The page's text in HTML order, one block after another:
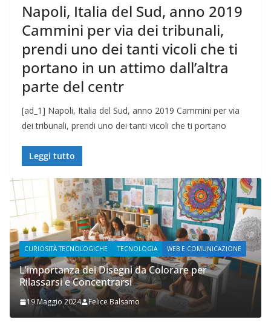
Napoli, Italia del Sud, anno 2019
Cammini per via dei tribunali,
prendi uno dei tanti vicoli che ti
portano in un attimo dall’altra
parte del centr
[ad_1] Napoli, Italia del Sud, anno 2019 Cammini per via
dei tribunali, prendi uno dei tanti vicoli che ti portano
Leggi tutto
CURIOSITÀ TECNOLOGICHE TECNOLOGIA WEB E COMUNICAZIONE
dei Disegni da Colorare per
e Concentrarsi
19 Maggio 2024 Felice Balsamo
WEB